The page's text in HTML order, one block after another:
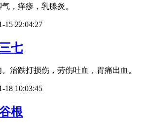
，痒疹，乳腺炎。
15 22:04:27
七
治跌打损伤，劳伤吐血，胃痛出血。
18 10:03:45
根